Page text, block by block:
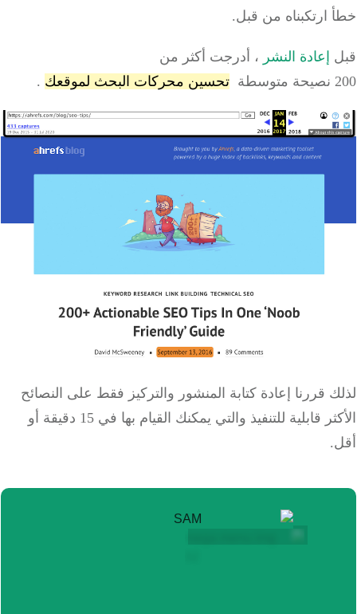
خطأ ارتكبناه من قبل.
قبل إعادة النشر ، أدرجت أكثر من
200 نصيحة متوسطة تحسين محركات البحث لموقعك .
لذلك قررنا إعادة كتابة المنشور والتركيز فقط على النصائح
الأكثر قابلية للتنفيذ والتي يمكنك القيام بها في 15 دقيقة أو
أقل.